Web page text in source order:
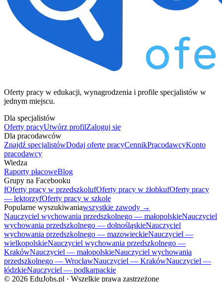
Oferty pracy w edukacji, wynagrodzenia i profile specjalistów w
jednym miejscu.
Dla specjalistów
Oferty pracyUtwórz profilZaloguj się
Dla pracodawców
Znajdź specjalistówDodaj ofertę pracyCennikPracodawcyKonto
pracodawcy
Wiedza
Raporty płacoweBlog
Grupy na Facebooku
fOferty pracy w przedszkolufOferty pracy w żłobkufOferty pracy
— lektorzyfOferty pracy w szkole
Popularne wyszukiwaniawszystkie zawody →
Nauczyciel wychowania przedszkolnego — małopolskieNauczyciel
wychowania przedszkolnego — dolnośląskieNauczyciel
wychowania przedszkolnego — mazowieckieNauczyciel —
wielkopolskieNauczyciel wychowania przedszkolnego —
KrakówNauczyciel — małopolskieNauczyciel wychowania
przedszkolnego — WrocławNauczyciel — KrakówNauczyciel —
łódzkieNauczyciel — podkarpackie
© 2026 EduJobs.pl · Wszelkie prawa zastrzeżone